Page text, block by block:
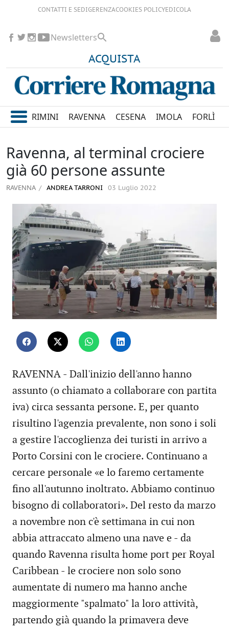
CONTATTI E SEDIGERENZACOOKIES POLICYEDICOLA
ACQUISTA
Newsletters
RIMINI RAVENNA CESENA IMOLA FORLÌ
Ravenna, al terminal crociere
già 60 persone assunte
RAVENNA ANDREA TARRONI 03 Luglio 2022
RAVENNA - Dall'inizio dell'anno hanno
assunto (o chiamato a collaborare con partita
iva) circa sessanta persone. E, per quanto
risultino l'agenzia prevalente, non sono i soli
a gestire l'accoglienza dei turisti in arrivo a
Porto Corsini con le crociere. Continuano a
cercare personale «e lo faremo certamente
fino all'autunno inoltrato. Abbiamo continuo
bisogno di collaboratori». Del resto da marzo
a novembre non c'è settimana in cui non
abbia attraccato almeno una nave e - da
quando Ravenna risulta home port per Royal
Caribbean - le crociere non solo sono
aumentate di numero ma hanno anche
maggiormente "spalmato" la loro attività,
partendo già quando la primavera deve